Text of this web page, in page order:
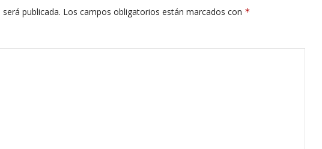
publicada. Los campos obligatorios están marcados con *